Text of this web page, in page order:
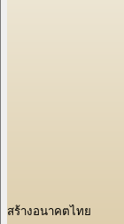
สร้างอนาคตไทย